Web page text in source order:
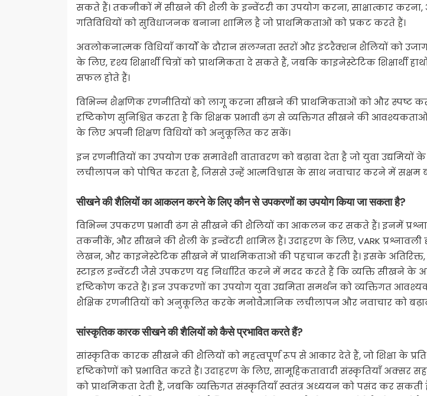
सकते हैं। तकनीकों में सीखने की शैली के इन्वेंटरी का उपयोग करना, साक्षात्कार
गतिविधियों को सुविधाजनक बनाना शामिल है जो प्राथमिकताओं को प्रकट करते हैं।
अवलोकनात्मक विधियाँ कार्यों के दौरान संलग्नता स्तरों और इंटरैक्शन शैलियों को
के लिए, दृश्य शिक्षार्थी चित्रों को प्राथमिकता दे सकते हैं, जबकि काइनेस्टेटिक शिक्षार्थी
सफल होते हैं।
विभिन्न शैक्षणिक रणनीतियों को लागू करना सीखने की प्राथमिकताओं को और स्पष्ट
दृष्टिकोण सुनिश्चित करता है कि शिक्षक प्रभावी ढंग से व्यक्तिगत सीखने की
के लिए अपनी शिक्षण विधियों को अनुकूलित कर सकें।
इन रणनीतियों का उपयोग एक समावेशी वातावरण को बढ़ावा देता है जो युवा उद्यमियों
लचीलापन को पोषित करता है, जिससे उन्हें आत्मविश्वास के साथ नवाचार करने में सक्षम
सीखने की शैलियों का आकलन करने के लिए कौन से उपकरणों का उपयोग किया जा सकता है?
विभिन्न उपकरण प्रभावी ढंग से सीखने की शैलियों का आकलन कर सकते हैं। इनमें
तकनीकें, और सीखने की शैली के इन्वेंटरी शामिल हैं। उदाहरण के लिए, VARK प्रश्नावली
लेखन, और काइनेस्टेटिक सीखने में प्राथमिकताओं की पहचान करती है। इसके अतिरिक्त,
स्टाइल इन्वेंटरी जैसे उपकरण यह निर्धारित करने में मदद करते हैं कि व्यक्ति सीखने के
दृष्टिकोण करते हैं। इन उपकरणों का उपयोग युवा उद्यमिता समर्थन को व्यक्तिगत
शैक्षिक रणनीतियों को अनुकूलित करके मनोवैज्ञानिक लचीलापन और नवाचार को
सांस्कृतिक कारक सीखने की शैलियों को कैसे प्रभावित करते हैं?
सांस्कृतिक कारक सीखने की शैलियों को महत्वपूर्ण रूप से आकार देते हैं, जो शिक्षा के
दृष्टिकोणों को प्रभावित करते हैं। उदाहरण के लिए, सामूहिकतावादी संस्कृतियाँ अक्सर
को प्राथमिकता देती हैं, जबकि व्यक्तिगत संस्कृतियाँ स्वतंत्र अध्ययन को पसंद कर सकती